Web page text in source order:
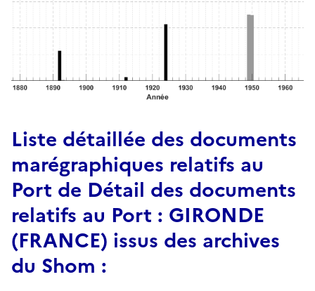
Liste détaillée des documents
marégraphiques relatifs au
Port de Détail des documents
relatifs au Port : GIRONDE
(FRANCE) issus des archives
du Shom :